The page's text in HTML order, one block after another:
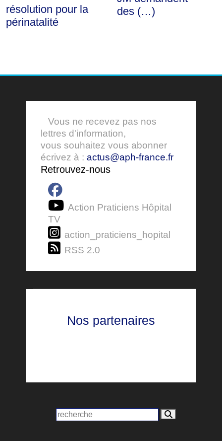
résolution pour la
périnatalité
des (…)
Vous ne recevez pas nos
lettres d'information,
vous souhaitez vous abonner
écrivez à : actus@aph-france.fr
Retrouvez-nous
Action Praticiens Hôpital
TV
action_praticiens_hopital
RSS 2.0
Nos partenaires